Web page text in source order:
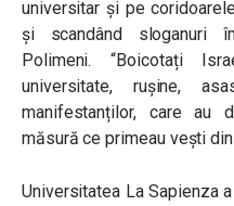
universitar și pe
și scandând sloganuri
Polimeni. “Boicotați
universitate, rușine,
manifestanților, care au
măsură ce primeau vești
Universitatea La Sapienza